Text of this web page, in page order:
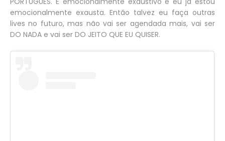
emocionalmente exausta. Então talvez eu faça outras
lives no futuro, mas não vai ser agendada mais, vai ser
DO NADA e vai ser DO JEITO QUE EU QUISER.